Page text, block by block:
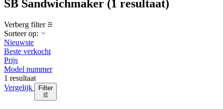
SB Sandwichmaker (1 resultaat)
Verberg filter
Sorteer op:
Nieuwste
Beste verkocht
Prijs
Model nummer
1 resultaat
Vergelijk
Filter